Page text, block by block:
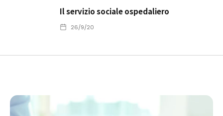
Il servizio sociale ospedaliero
26/9/20